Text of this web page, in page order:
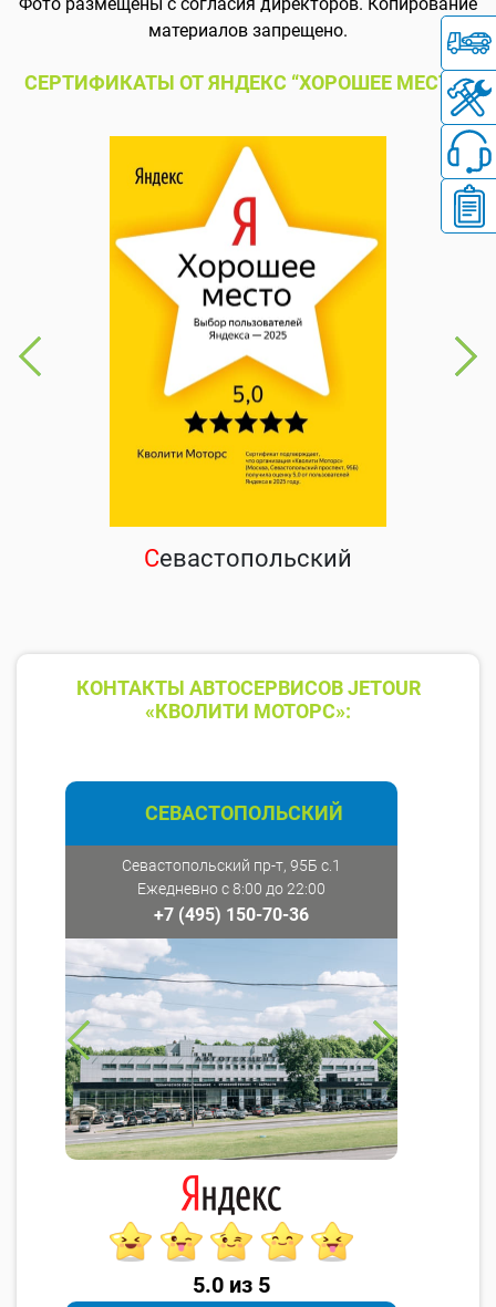
материалов запрещено.
СЕРТИФИКАТЫ ОТ ЯНДЕКС “ХОРОШЕЕ МЕСТО”
Севастопольский
КОНТАКТЫ АВТОСЕРВИСОВ JETOUR
«КВОЛИТИ МОТОРС»:
СЕВАСТОПОЛЬСКИЙ
Севастопольский пр-т, 95Б с.1
Ежедневно с 8:00 до 22:00
+7 (495) 150-70-36
5.0 из 5